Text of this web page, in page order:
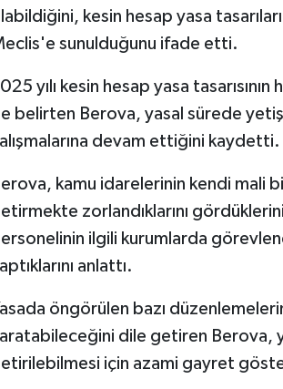
kesin hesap yasa
sunulduğunu ifade etti.
yılı kesin hesap yasa
belirten Berova, yasal sürede
devam ettiğini kaydetti.
kamu idarelerinin kendi mali
zorlandıklarını
ilgili kurumlarda
anlattı.
öngörülen bazı
dile getiren Berova,
için azami gayret